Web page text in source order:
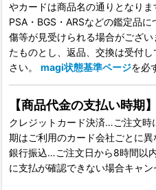
やカードは商品名の通りとなり
PSA・BGS・ARSなどの鑑定品
傷等が見受けられる場合がござ
たものとし、返品、交換は受付
さい。 magi状態基準ページを必
【商品代金の支払い時期】
クレジットカード決済…ご注文時
期はご利用のカード会社ごとに異
銀行振込…ご注文日から8時間以
に支払が確認できない場合キャ